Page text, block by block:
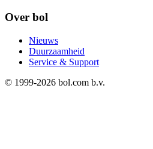
Over bol
Nieuws
Duurzaamheid
Service & Support
© 1999-2026 bol.com b.v.